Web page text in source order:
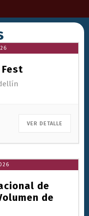
VER DETALLE
de
de